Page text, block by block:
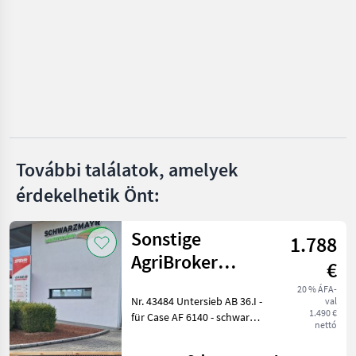
Fendt
Case IH
Massey Ferguson
megjelenítése
MODELL
További találatok, amelyek
érdekelhetik Önt:
Sonstige
AgriBroker
AF6140
1.788
€
20 % ÁFA-
val
1.490 €
nettó
Nr. 43484 Untersieb AB 36.I -
für Case AF 6140 - schwarz